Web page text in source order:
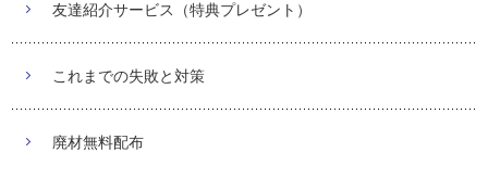
友達紹介サービス（特典プレゼント）
これまでの失敗と対策
廃材無料配布